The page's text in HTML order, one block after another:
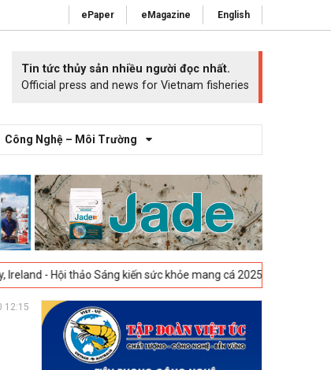
ePaper eMagazine English
Tin tức thủy sản nhiều người đọc nhất.
Official press and news for Vietnam fisheries
Công Nghệ – Môi Trường
thảo Sáng kiến sức khỏe mang cá 2025 -23-04-2025
12:15